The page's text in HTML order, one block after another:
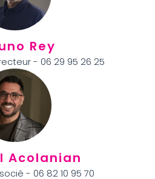
Rey
- 06 29 95 26 25
Acolanian
- 06 82 10 95 70